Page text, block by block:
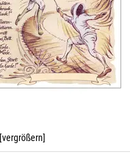
[vergrößern]